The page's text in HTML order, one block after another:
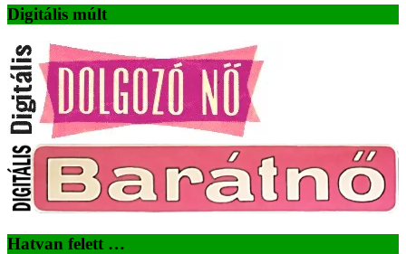
Digitális múlt
Hatvan felett …